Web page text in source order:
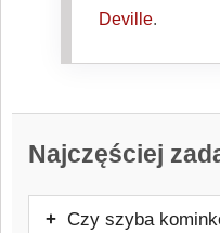
Deville.
Najczęściej
Czy szyba